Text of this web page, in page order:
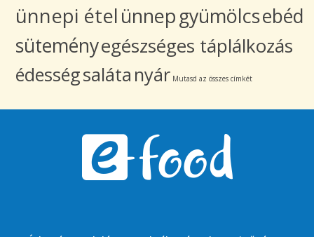
ünnepi ételünnepgyümölcsebéd
süteményegészséges táplálkozás
édességsaláta nyár Mutasd az összes címkét